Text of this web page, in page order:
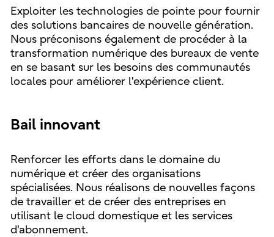
Exploiter les technologies de pointe pour fournir
des solutions bancaires de nouvelle génération.
Nous préconisons également de procéder à la
transformation numérique des bureaux de vente
en se basant sur les besoins des communautés
locales pour améliorer l'expérience client.
Bail innovant
Renforcer les efforts dans le domaine du
numérique et créer des organisations
spécialisées. Nous réalisons de nouvelles façons
de travailler et de créer des entreprises en
utilisant le cloud domestique et les services
d'abonnement.